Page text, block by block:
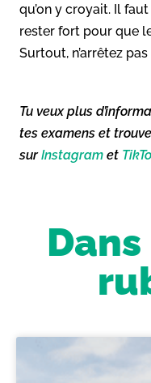
qu’on y croyait. Il
rester fort pour que
Surtout, n’arrêtez pas
Tu veux plus
tes examens et
surInstagram et